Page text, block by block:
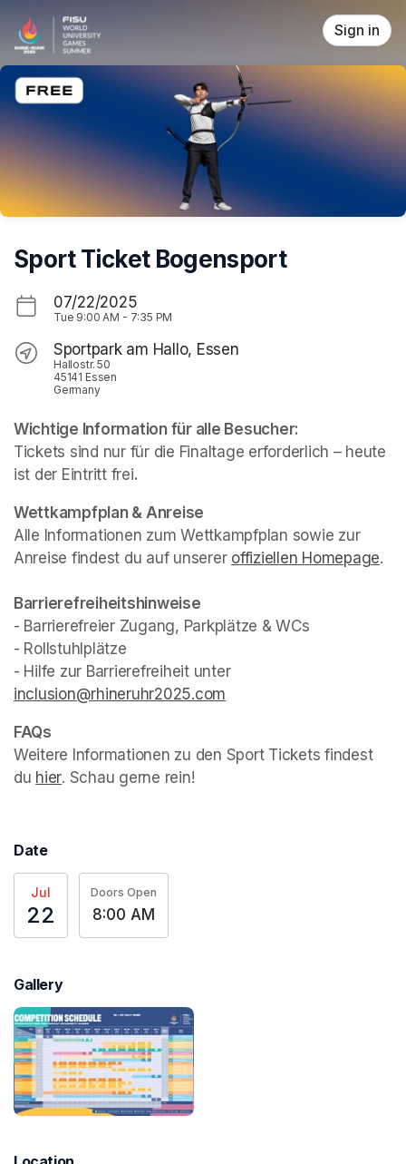
Sign in
Sport Ticket Bogensport
07/22/2025
Tue 9:00 AM - 7:35 PM
Sportpark am Hallo, Essen
Hallostr. 50
45141 Essen
Germany
Wichtige Information für alle Besucher:
Tickets sind nur für die Finaltage erforderlich – heute
ist der Eintritt frei.
(opens in a new tab)
(opens in a new tab)
Wettkampfplan & Anreise
Alle Informationen zum Wettkampfplan sowie zur
Anreise findest du auf unserer offiziellen Homepage.
- Barrierefreier Zugang, Parkplätze & WCs
- Rollstuhlplätze
- Hilfe zur Barrierefreiheit unter
inclusion@rhineruhr2025.com
Weitere Informationen zu den Sport Tickets findest
du hier(opens in a new tab)
. Schau gerne rein!
Date
Jul
22
Doors Open
8:00 AM
Gallery